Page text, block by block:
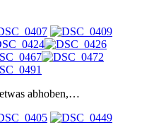
abhoben,…